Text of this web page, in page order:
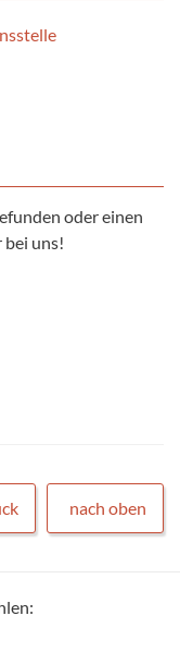
oder einen
bei uns!
nach oben